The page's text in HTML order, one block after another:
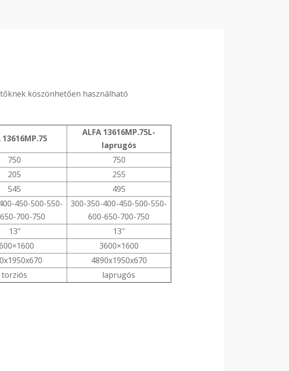
köszönhetően használható
13616MP.75
ALFA 13616MP.75L-
laprugós
750
750
205
255
545
495
450-500-550-
700-750
300-350-400-450-500-550-
600-650-700-750
13″
13″
3600×1600
4890x1950x670
torziós laprugós